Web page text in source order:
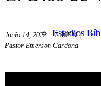
Estudios
Junio 14, 2023 – 7:00PM |
Pastor Emerson Cardona